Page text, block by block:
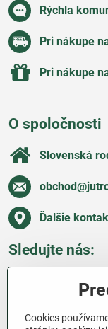
Rýchla
Pri nákupe
Pri nákupe
O spoločnosti
Slovenská
Ďalšie
Sledujte nás:
Všetko o
Cookies